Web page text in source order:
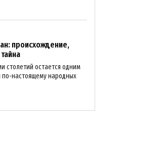
происхождение,
столетий остается одним
настоящему народных